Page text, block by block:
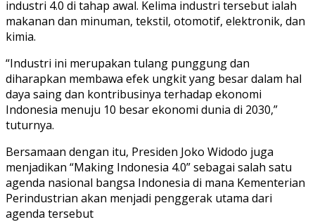
industri 4.0 di tahap awal. Kelima industri tersebut ialah
makanan dan minuman, tekstil, otomotif, elektronik, dan
kimia.
“Industri ini merupakan tulang punggung dan
diharapkan membawa efek ungkit yang besar dalam hal
daya saing dan kontribusinya terhadap ekonomi
Indonesia menuju 10 besar ekonomi dunia di 2030,”
tuturnya.
Bersamaan dengan itu, Presiden Joko Widodo juga
menjadikan “Making Indonesia 4.0” sebagai salah satu
agenda nasional bangsa Indonesia di mana Kementerian
Perindustrian akan menjadi penggerak utama dari
agenda tersebut